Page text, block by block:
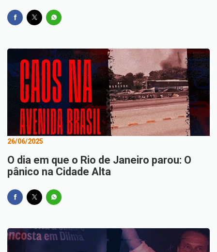
26/06/2025
O dia em que o Rio de Janeiro parou: O
pânico na Cidade Alta